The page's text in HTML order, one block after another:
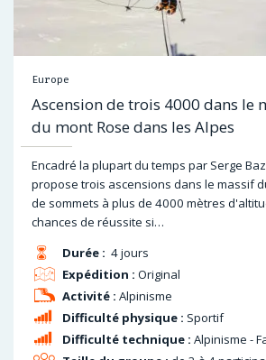
Europe
Ascension de trois 4000 dans le
du mont Rose dans les Alpes
Encadré la plupart du temps par Serge
propose trois ascensions dans le massif
de sommets à plus de 4000 mètres
chances de réussite si…
Durée : 4 jours
Difficulté physique : Sportif
Expédition : Original
Difficulté technique : Alpinisme -
Activité : Alpinisme